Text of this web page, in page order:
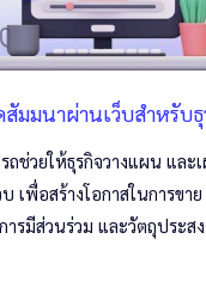
สัมมนาผ่านเว็บสำหรับ
ถช่วยให้ธุรกิจวางแผน และ
เพื่อสร้างโอกาสในการขา
ารมีส่วนร่วม และวัตถุประส